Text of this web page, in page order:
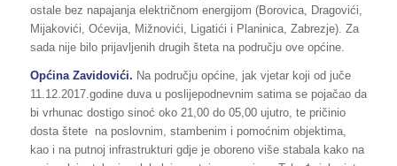
ostale bez napajanja električnom energijom (Borovica, Dragovići,
Mijakovići, Oćevija, Mižnovići, Ligatići i Planinica, Zabrezje). Za
sada nije bilo prijavljenih drugih šteta na području ove općine.
Općina Zavidovići. Na području općine, jak vjetar koji od juče
11.12.2017.godine duva u poslijepodnevnim satima se pojačao da
bi vrhunac dostigo sinoć oko 21,00 do 05,00 ujutro, te pričinio
dosta štete na poslovnim, stambenim i pomoćnim objektima,
kao i na putnoj infrastrukturi gdje je oboreno više stabala kako na